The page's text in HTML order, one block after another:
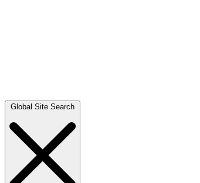
Global Site Search